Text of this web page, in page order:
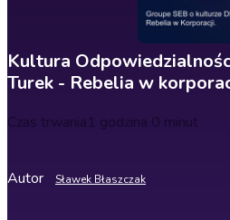
Kultura
Turek - Rebelia w
Czas trwania1 godzina 0 minut
Autor Sławek Błaszczak